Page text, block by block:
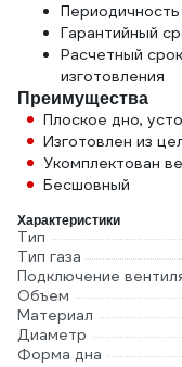
Гарантийный
Расчетный
изготовления
Преимущества
Плоское дно,
Изготовлен из
Укомплектован
Бесшовный
Характеристики
Тип
Тип газа
Подключение
Объем
Материал
Диаметр
Форма дна